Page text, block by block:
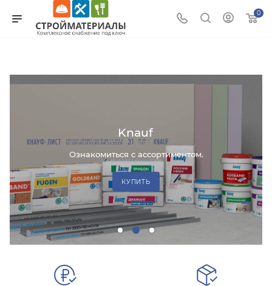
0
Knauf
Ознакомиться с ассортиментом.
КУПИТЬ